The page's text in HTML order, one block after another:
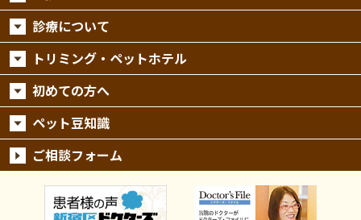
診療について
トリミング・ペットホテル
初めての方へ
ペット豆知識
ご相談フォーム